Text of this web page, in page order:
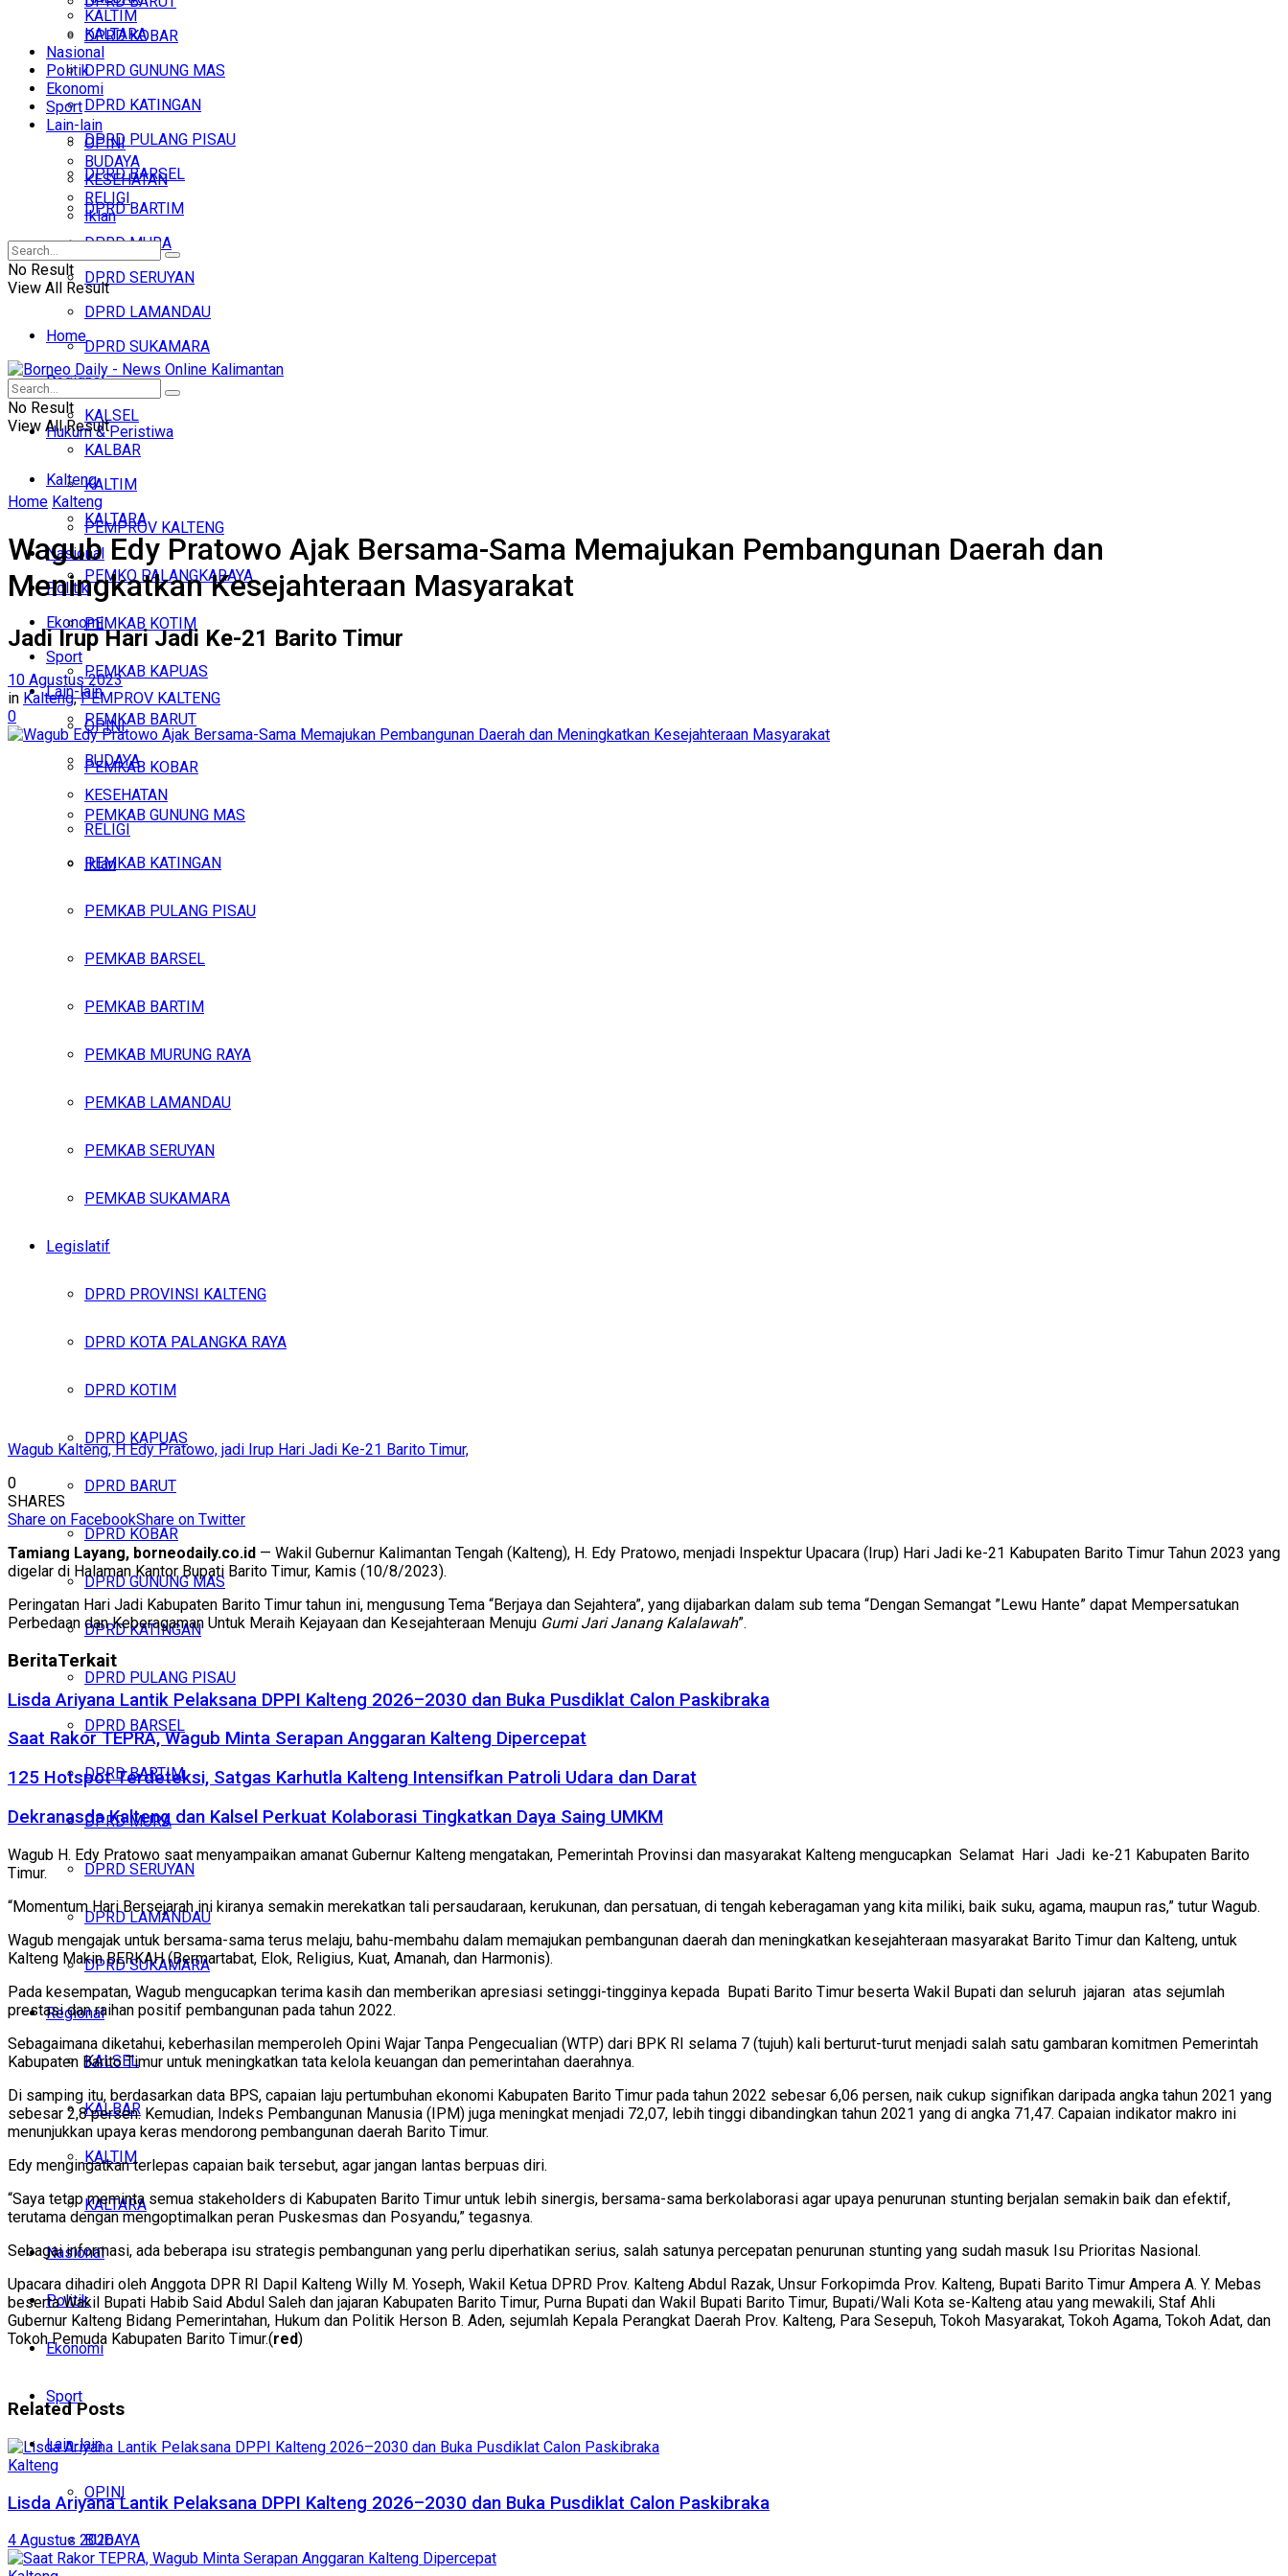
DPRD KOBAR
DPRD GUNUNG MAS
DPRD KATINGAN
DPRD PULANG PISAU
DPRD BARSEL
DPRD BARTIM
DPRD MURA
DPRD SERUYAN
DPRD LAMANDAU
DPRD SUKAMARA
Regional
KALSEL
KALBAR
KALTIM
KALTARA
Nasional
Politik
Ekonomi
Sport
Lain-lain
OPINI
BUDAYA
KESEHATAN
RELIGI
Iklan
Kamis, Agustus 6, 2026
KALTIM
KALTARA
Nasional
Politik
Ekonomi
Sport
Lain-lain
OPINI
BUDAYA
KESEHATAN
RELIGI
Iklan
No Result
View All Result
Home
Headline
Hukum & Peristiwa
Kalteng
PEMPROV KALTENG
PEMKO PALANGKARAYA
PEMKAB KOTIM
PEMKAB KAPUAS
PEMKAB BARUT
PEMKAB KOBAR
PEMKAB GUNUNG MAS
PEMKAB KATINGAN
PEMKAB PULANG PISAU
PEMKAB BARSEL
PEMKAB BARTIM
PEMKAB MURUNG RAYA
PEMKAB LAMANDAU
PEMKAB SERUYAN
PEMKAB SUKAMARA
Legislatif
DPRD PROVINSI KALTENG
DPRD KOTA PALANGKA RAYA
DPRD KOTIM
DPRD KAPUAS
DPRD BARUT
DPRD KOBAR
DPRD GUNUNG MAS
DPRD KATINGAN
DPRD PULANG PISAU
DPRD BARSEL
DPRD BARTIM
DPRD MURA
DPRD SERUYAN
DPRD LAMANDAU
DPRD SUKAMARA
Regional
KALSEL
KALBAR
KALTIM
KALTARA
Nasional
Politik
Ekonomi
Sport
Lain-lain
OPINI
BUDAYA
No Result
View All Result
Home Kalteng
Wagub Edy Pratowo Ajak Bersama-Sama Memajukan Pembangunan Daerah dan
Meningkatkan Kesejahteraan Masyarakat
Jadi Irup Hari Jadi Ke-21 Barito Timur
10 Agustus 2023
in Kalteng,PEMPROV KALTENG
0
Wagub Kalteng, H Edy Pratowo, jadi Irup Hari Jadi Ke-21 Barito Timur,
0
SHARES
Share on FacebookShare on Twitter
Tamiang Layang, borneodaily.co.id — Wakil Gubernur Kalimantan Tengah (Kalteng), H. Edy Pratowo, menjadi Inspektur Upacara (Irup) Hari Jadi ke-21 Kabupaten Barito Timur Tahun 2023 yang
digelar di Halaman Kantor Bupati Barito Timur, Kamis (10/8/2023).
Peringatan Hari Jadi Kabupaten Barito Timur tahun ini, mengusung Tema “Berjaya dan Sejahtera”, yang dijabarkan dalam sub tema “Dengan Semangat ”Lewu Hante” dapat Mempersatukan
Perbedaan dan Keberagaman Untuk Meraih Kejayaan dan Kesejahteraan Menuju Gumi Jari Janang Kalalawah”.
BeritaTerkait
Lisda Ariyana Lantik Pelaksana DPPI Kalteng 2026–2030 dan Buka Pusdiklat Calon Paskibraka
Saat Rakor TEPRA, Wagub Minta Serapan Anggaran Kalteng Dipercepat
125 Hotspot Terdeteksi, Satgas Karhutla Kalteng Intensifkan Patroli Udara dan Darat
Dekranasda Kalteng dan Kalsel Perkuat Kolaborasi Tingkatkan Daya Saing UMKM
Wagub H. Edy Pratowo saat menyampaikan amanat Gubernur Kalteng mengatakan, Pemerintah Provinsi dan masyarakat Kalteng mengucapkan Selamat Hari Jadi ke-21 Kabupaten Barito
Timur.
“Momentum Hari Bersejarah ini kiranya semakin merekatkan tali persaudaraan, kerukunan, dan persatuan, di tengah keberagaman yang kita miliki, baik suku, agama, maupun ras,” tutur Wagub.
Wagub mengajak untuk bersama-sama terus melaju, bahu-membahu dalam memajukan pembangunan daerah dan meningkatkan kesejahteraan masyarakat Barito Timur dan Kalteng, untuk
Kalteng Makin BERKAH (Bermartabat, Elok, Religius, Kuat, Amanah, dan Harmonis).
Pada kesempatan, Wagub mengucapkan terima kasih dan memberikan apresiasi setinggi-tingginya kepada Bupati Barito Timur beserta Wakil Bupati dan seluruh jajaran atas sejumlah
prestasi dan raihan positif pembangunan pada tahun 2022.
Sebagaimana diketahui, keberhasilan memperoleh Opini Wajar Tanpa Pengecualian (WTP) dari BPK RI selama 7 (tujuh) kali berturut-turut menjadi salah satu gambaran komitmen Pemerintah
Kabupaten Barito Timur untuk meningkatkan tata kelola keuangan dan pemerintahan daerahnya.
Di samping itu, berdasarkan data BPS, capaian laju pertumbuhan ekonomi Kabupaten Barito Timur pada tahun 2022 sebesar 6,06 persen, naik cukup signifikan daripada angka tahun 2021 yang
sebesar 2,8 persen. Kemudian, Indeks Pembangunan Manusia (IPM) juga meningkat menjadi 72,07, lebih tinggi dibandingkan tahun 2021 yang di angka 71,47. Capaian indikator makro ini
menunjukkan upaya keras mendorong pembangunan daerah Barito Timur.
Edy mengingatkan terlepas capaian baik tersebut, agar jangan lantas berpuas diri.
“Saya tetap meminta semua stakeholders di Kabupaten Barito Timur untuk lebih sinergis, bersama-sama berkolaborasi agar upaya penurunan stunting berjalan semakin baik dan efektif,
terutama dengan mengoptimalkan peran Puskesmas dan Posyandu,” tegasnya.
Sebagai informasi, ada beberapa isu strategis pembangunan yang perlu diperhatikan serius, salah satunya percepatan penurunan stunting yang sudah masuk Isu Prioritas Nasional.
Upacara dihadiri oleh Anggota DPR RI Dapil Kalteng Willy M. Yoseph, Wakil Ketua DPRD Prov. Kalteng Abdul Razak, Unsur Forkopimda Prov. Kalteng, Bupati Barito Timur Ampera A. Y. Mebas
beserta Wakil Bupati Habib Said Abdul Saleh dan jajaran Kabupaten Barito Timur, Purna Bupati dan Wakil Bupati Barito Timur, Bupati/Wali Kota se-Kalteng atau yang mewakili, Staf Ahli
Gubernur Kalteng Bidang Pemerintahan, Hukum dan Politik Herson B. Aden, sejumlah Kepala Perangkat Daerah Prov. Kalteng, Para Sesepuh, Tokoh Masyarakat, Tokoh Agama, Tokoh Adat, dan
Tokoh Pemuda Kabupaten Barito Timur.(red)
RelatedPosts
Kalteng
Lisda Ariyana Lantik Pelaksana DPPI Kalteng 2026–2030 dan Buka Pusdiklat Calon Paskibraka
4 Agustus 2026